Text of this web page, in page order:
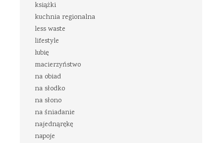
książki
kuchnia regionalna
less waste
lifestyle
lubię
macierzyństwo
na obiad
na słodko
na słono
na śniadanie
najednąrękę
napoje